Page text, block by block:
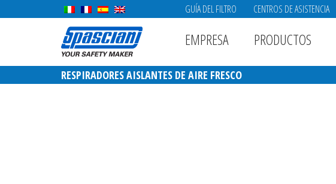
GUÍA DEL FILTRO CENTROS DE ASISTENCIA
EMPRESA PRODUCTOS
RESPIRADORES AISLANTES DE AIRE FRESCO